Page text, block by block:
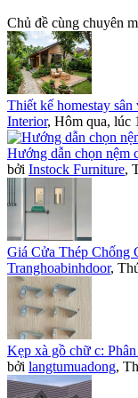
Chủ đề cùng chuyên
Thiết kế homestay
Interior, Hôm qua, lúc
Hướng dẫn chọn nệm
bởi Instock Furniture,
Giá Cửa Thép Chống
Tranghoabinhdoor,
Kẹp xà gồ chữ c:
bởi langtumuadong,